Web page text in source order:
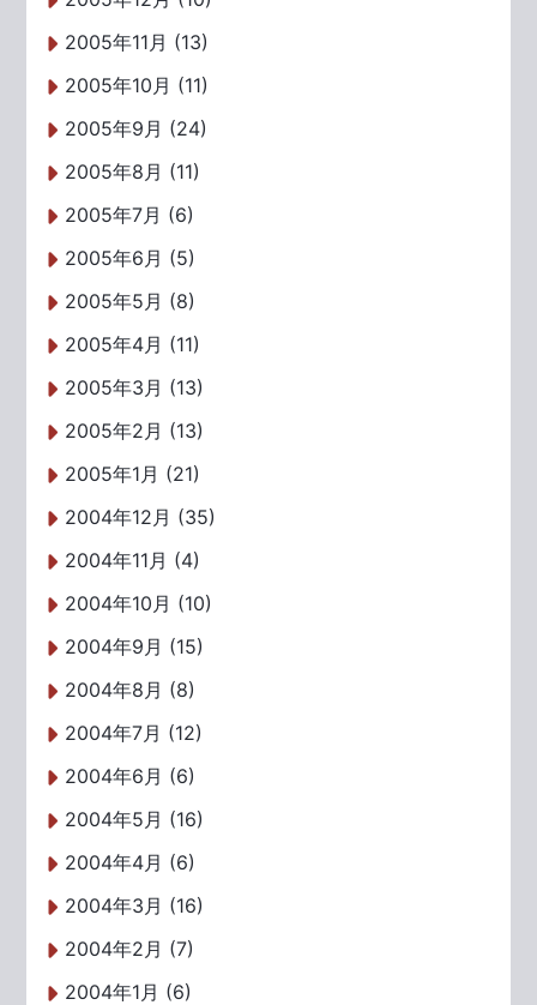
2005年11月 (13)
2005年10月 (11)
2005年9月 (24)
2005年8月 (11)
2005年7月 (6)
2005年6月 (5)
2005年5月 (8)
2005年4月 (11)
2005年3月 (13)
2005年2月 (13)
2005年1月 (21)
2004年12月 (35)
2004年11月 (4)
2004年10月 (10)
2004年9月 (15)
2004年8月 (8)
2004年7月 (12)
2004年6月 (6)
2004年5月 (16)
2004年4月 (6)
2004年3月 (16)
2004年2月 (7)
2004年1月 (6)